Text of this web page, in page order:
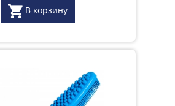
В корзину